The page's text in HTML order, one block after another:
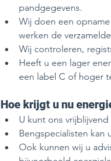
pandgegevens.
Wij doen een
werken de
Wij controleren,
Heeft u een lager
een label C of hoger
Hoe krijgt u nu
U kunt ons
Bengspecialisten kan
Ook kunnen wij u